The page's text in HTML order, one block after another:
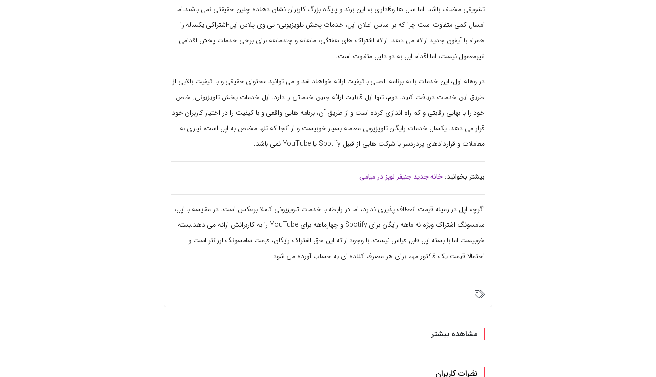
تشویقی مختلف باشد. اما سال ها وفاداری به این برند و پایگاه بزرگ کاربران نشان دهنده چنین حقیقتی نمی باشند.اما
امسال کمی متفاوت است چرا که بر اساس اعلان اپل، خدمات پخش تلویزیونی- تی وی پلاس اپل-اشتراکی یکساله را
همراه با آیفون جدید ارائه می دهد. ارائه اشتراک های هفتگی، ماهانه و چندماهه برای برخی خدمات پخش اقدامی
غیرمعمول نیست، اما اقدام اپل به دو دلیل متفاوت است.
در وهله اول، این خدمات با نه برنامه اصلی باکیفیت ارائه خواهند شد و می توانید محتوای حقیقی و با کیفیت بالایی از
طریق این خدمات دریافت کنید. دوم، تنها اپل قابلیت ارائه چنین خدماتی را دارد. اپل خدمات پخش تلویزیونی ِ خاص
خود را با بهایی رقابتی و کم راه اندازی کرده است و از طریق آن، برنامه هایی واقعی و با کیفیت را در اختیار کاربران خود
قرار می دهد. یکسال خدمات رایگان تلویزیونی معامله بسیار خوبیست و از آنجا که تنها مختص به اپل است، نیازی به
معاملات و قراردادهای پردردسر با شرکت هایی از قبیل Spotify یا YouTube نمی باشد.
بیشتر بخوانید: خانه جدید جنیفر لوپز در میامی
اگرچه اپل در زمینه قیمت انعطاف پذیری ندارد، اما در رابطه با خدمات تلویزیونی کاملا برعکس است. در مقایسه با اپل،
سامسونگ اشتراک ویژه نه ماهه رایگان برای Spotify و چهارماهه برای YouTube را به کاربرانش ارائه می دهد.بسته
خوبیست اما با بسته اپل قابل قیاس نیست. با وجود ارائه این حق اشتراک رایگان، قیمت سامسونگ ارزانتر است و
احتمالا قیمت یک فاکتور مهم برای هر مصرف کننده ای به حساب آورده می شود.
مشاهده بیشتر
نظرات کاربران